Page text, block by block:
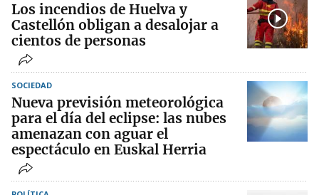
Los incendios de Huelva y
Castellón obligan a desalojar a
cientos de personas
SOCIEDAD
Nueva previsión meteorológica
para el día del eclipse: las nubes
amenazan con aguar el
espectáculo en Euskal Herria